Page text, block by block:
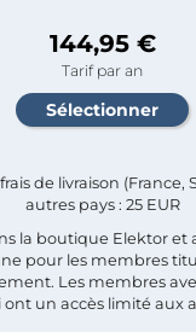
144,95 €
Tarif par an
de livraison (France,
autres pays : 25 EUR
la boutique Elektor et
pour les membres
Les membres
ont un accès limité aux